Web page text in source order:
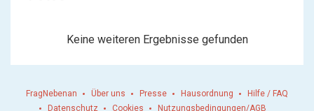
Keine weiteren Ergebnisse gefunden
FragNebenan Über uns Presse Hausordnung
Hilfe / FAQ
Datenschutz
Cookies
Nutzungsbedingungen/AGB